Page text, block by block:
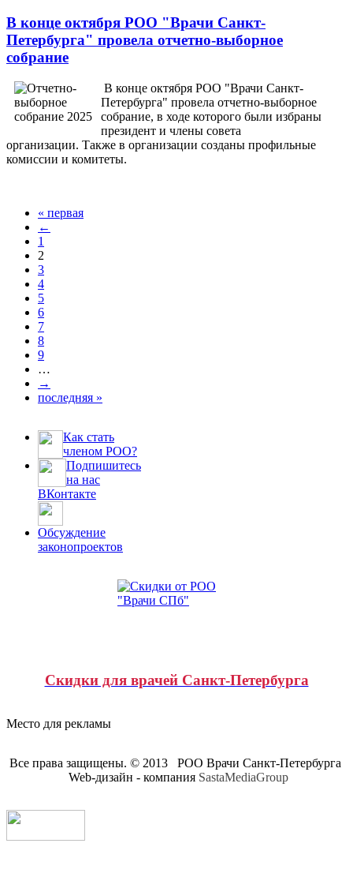
В конце октября РОО "Врачи Санкт-
Петербурга" провела отчетно-выборное
собрание
В конце октября РОО "Врачи Санкт-
Петербурга" провела отчетно-выборное
собрание, в ходе которого были избраны
президент и члены совета
организации. Также в организации созданы профильные
комиссии и комитеты.
Страницы
« первая
←
1
2
3
4
5
6
7
8
9
…
→
последняя »
Как стать
членом РОО?
Подпишитесь
на нас
ВКонтакте
Обсуждение
законопроектов
Скидки для врачей Санкт-Петербурга
Место для рекламы
Все права защищены. © 2013 РОО Врачи Санкт-Петербурга
Web-дизайн - компания SastaMediaGroup